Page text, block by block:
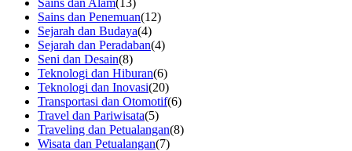
Sains dan Alam(13)
Sains dan Penemuan(12)
Sejarah dan Budaya(4)
Sejarah dan Peradaban(4)
Seni dan Desain(8)
Teknologi dan Hiburan(6)
Teknologi dan Inovasi(20)
Transportasi dan Otomotif(6)
Travel dan Pariwisata(5)
Traveling dan Petualangan(8)
Wisata dan Petualangan(7)